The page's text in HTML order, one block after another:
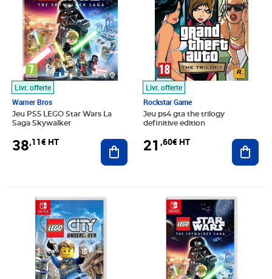
Livr. offerte
Warner Bros
Jeu PS5 LEGO Star Wars La
Saga Skywalker
38,11€ HT Ajouter au panier
Livr. offerte
Rockstar Game
Jeu ps4 gta the trilogy
definitive edition
21 ,60€ HT
Prix 55,76€ HT Prix 60,82€ HT